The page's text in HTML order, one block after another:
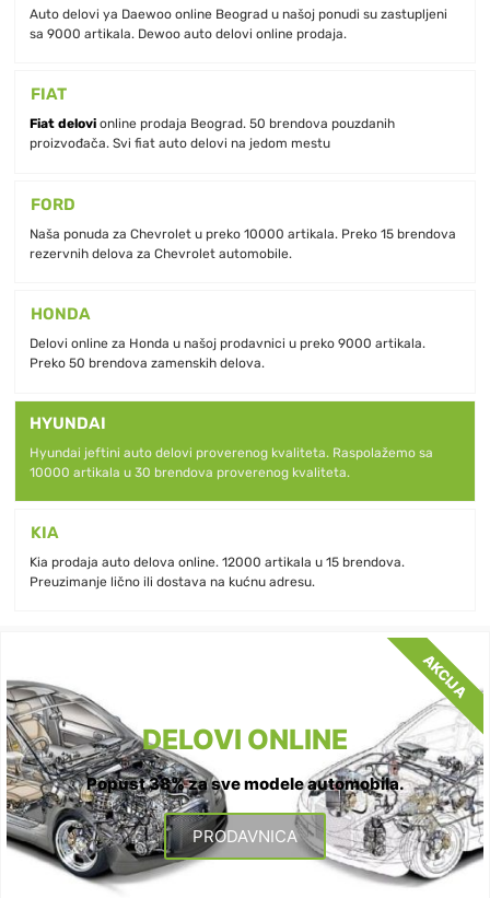
Auto delovi ya Daewoo online Beograd u našoj ponudi su zastupljeni
sa 9000 artikala. Dewoo auto delovi online prodaja.
FIAT
Fiat delovi online prodaja Beograd. 50 brendova pouzdanih
proizvođača. Svi fiat auto delovi na jedom mestu
FORD
Naša ponuda za Chevrolet u preko 10000 artikala. Preko 15 brendova
rezervnih delova za Chevrolet automobile.
HONDA
Delovi online za Honda u našoj prodavnici u preko 9000 artikala.
Preko 50 brendova zamenskih delova.
HYUNDAI
Hyundai jeftini auto delovi proverenog kvaliteta. Raspolažemo sa
10000 artikala u 30 brendova proverenog kvaliteta.
KIA
Kia prodaja auto delova online. 12000 artikala u 15 brendova.
Preuzimanje lično ili dostava na kućnu adresu.
DELOVI ONLINE
Popust 38% za sve modele automobila.
PRODAVNICA
AKCIJA